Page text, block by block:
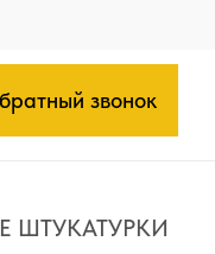
звонок
ШТУКАТУРКИ